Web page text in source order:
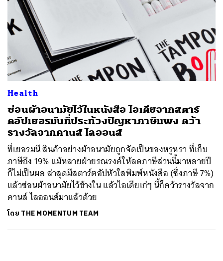
Health
ซ่อนผ้าอนามัยไว้ในหนังสือ ไอเดียจากสตาร์
ตอัปเยอรมันที่ประท้วงปัญหาภาษีแพง คว้า
รางวัลจากคานส์ ไลออนส์
ที่เยอรมนี สินค้าอย่างผ้าอนามัยถูกจัดเป็นของหรูหรา ที่เก็บ
ภาษีถึง 19% แม้หลายฝ่ายรณรงค์ให้ลดภาษีส่วนนี้มาหลายปี
ก็ไม่เป็นผล ล่าสุดมีสตาร์ตอัปหัวใสพิมพ์หนังสือ (ซึ่งภาษี 7%)
แล้วซ่อนผ้าอนามัยไว้ข้างใน แล้วไอเดียเก๋ๆ นี้ก็คว้ารางวัลจาก
คานส์ ไลออนส์มาแล้วด้วย
โดย THE MOMENTUM TEAM
ค้นหา